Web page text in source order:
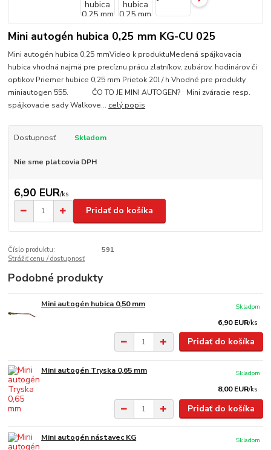
Mini autogén hubica 0,25 mm KG-CU 025
Mini autogén hubica 0,25 mmVideo k produktuMedená spájkovacia
hubica vhodná najmä pre precíznu prácu zlatníkov, zubárov, hodinárov či
optikov Priemer hubice 0,25 mm Prietok 20l / h Vhodné pre produkty
miniautogen 555. ČO TO JE MINI AUTOGEN? Mini zváracie resp.
spájkovacie sady Walkove... celý popis
Dostupnosť Skladom
Nie sme platcovia DPH
6,90 EUR/ks
Pridať do košíka
Číslo produktu:
591
Strážiť cenu / dostupnosť
Podobné produkty
Mini autogén hubica 0,50 mm
6,90 EUR/ks
Skladom
Pridať do košíka
Mini autogén Tryska 0,65 mm
8,00 EUR/ks
Skladom
Pridať do košíka
Mini autogén nástavec KG
Skladom